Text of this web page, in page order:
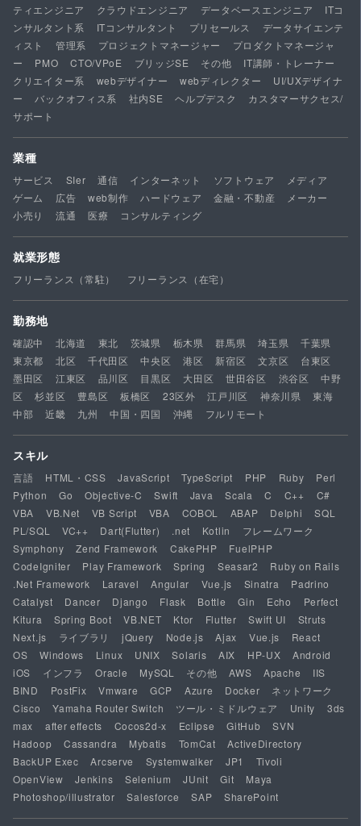
ティエンジニア
クラウドエンジニア データベースエンジニア
ITコ
ンサルタント系
ITコンサルタント プリセールス
データサイエンテ
ィスト
管理系 プロジェクトマネージャー
プロダクトマネージャ
ー
PMO CTO/VPoE ブリッジSE その他
IT講師・トレーナー
クリエイター系
webデザイナー webディレクター
UI/UXデザイナ
ー
バックオフィス系 社内SE ヘルプデスク
カスタマーサクセス/
サポート
業種
サービス SIer 通信 インターネット ソフトウェア
メディア
ゲーム
広告 web制作 ハードウェア 金融・不動産
メーカー
小売り
流通 医療 コンサルティング
就業形態
フリーランス（常駐） フリーランス（在宅）
勤務地
確認中 北海道 東北 茨城県 栃木県 群馬県 埼玉県
千葉県
東京都
北区 千代田区 中央区 港区 新宿区 文京区
台東区
墨田区
江東区 品川区 目黒区 大田区 世田谷区 渋谷区
中野
区
杉並区 豊島区 板橋区 23区外 江戸川区 神奈川県
東海
中部
近畿 九州 中国・四国 沖縄 フルリモート
スキル
言語 HTML・CSS JavaScript TypeScript PHP Ruby
Perl
Python
Go Objective-C Swift Java Scala C C++
C#
VBA
VB.Net VB Script VBA COBOL ABAP Delphi
SQL
PL/SQL
VC++ Dart(Flutter) .net Kotlin
フレームワーク
Symphony
Zend Framework CakePHP
FuelPHP
CodeIgniter
Play Framework Spring Seasar2
Ruby on Rails
.Net Framework
Laravel Angular Vue.js Sinatra
Padrino
Catalyst
Dancer Django Flask Bottle Gin Echo
Perfect
Kitura
Spring Boot VB.NET Ktor Flutter Swift UI
Struts
Next.js
ライブラリ jQuery Node.js Ajax Vue.js
React
OS
Windows Linux UNIX Solaris AIX HP-UX
Android
iOS
インフラ Oracle MySQL その他 AWS Apache
IIS
BIND
PostFix Vmware GCP Azure Docker
ネットワーク
Cisco
Yamaha Router Switch ツール・ミドルウェア Unity
3ds
max
after effects Cocos2d-x Eclipse GitHub
SVN
Hadoop
Cassandra Mybatis TomCat
ActiveDirectory
BackUP Exec
Arcserve Systemwalker JP1
Tivoli
OpenView
Jenkins Selenium JUnit Git
Maya
Photoshop/illustrator
Salesforce SAP SharePoint